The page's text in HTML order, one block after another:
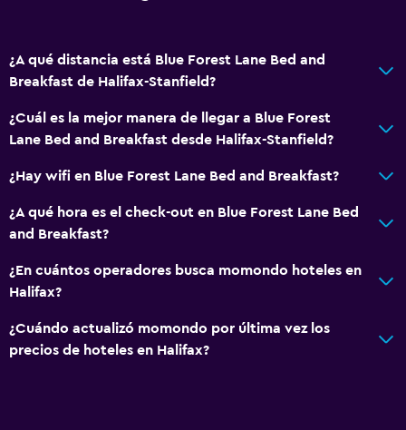
¿A qué distancia está Blue Forest Lane Bed and
Breakfast de Halifax-Stanfield?
¿Cuál es la mejor manera de llegar a Blue Forest
Lane Bed and Breakfast desde Halifax-Stanfield?
¿Hay wifi en Blue Forest Lane Bed and Breakfast?
¿A qué hora es el check-out en Blue Forest Lane Bed
and Breakfast?
¿En cuántos operadores busca momondo hoteles en
Halifax?
¿Cuándo actualizó momondo por última vez los
precios de hoteles en Halifax?